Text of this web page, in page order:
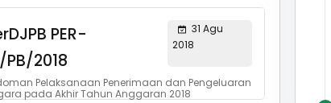
PER-
PB/2018
31 Agu
2018
Pelaksanaan Penerimaan dan Pengeluaran
pada Akhir Tahun Anggaran 2018